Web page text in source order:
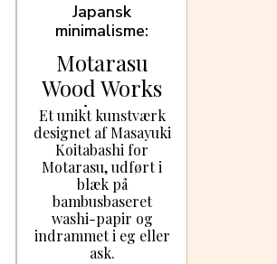
Japansk
minimalisme
Motarasu
Wood Works
Imprint 1 Sort
Et unikt kunstværk
designet af Masayuki
Koitabashi for
Motarasu, udført i
blæk på
bambusbaseret
washi-papir og
indrammet i eg eller
ask.